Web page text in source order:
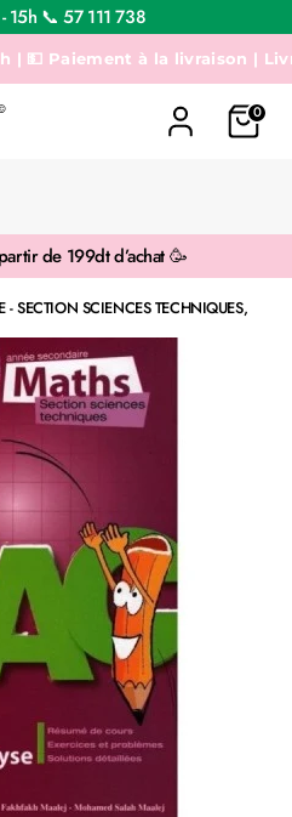
15h 📞 57 111 738
Paiement à la livraison |
0
de 199dt d’achat 🥳
- SECTION SCIENCES TECHNIQUES,